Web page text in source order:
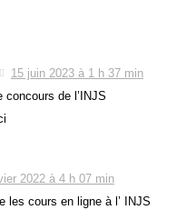
15 juin 2023 à 1 h 37 min
concours de l’INJS
2022 à 4 h 07 min
cours en ligne à l’ INJS